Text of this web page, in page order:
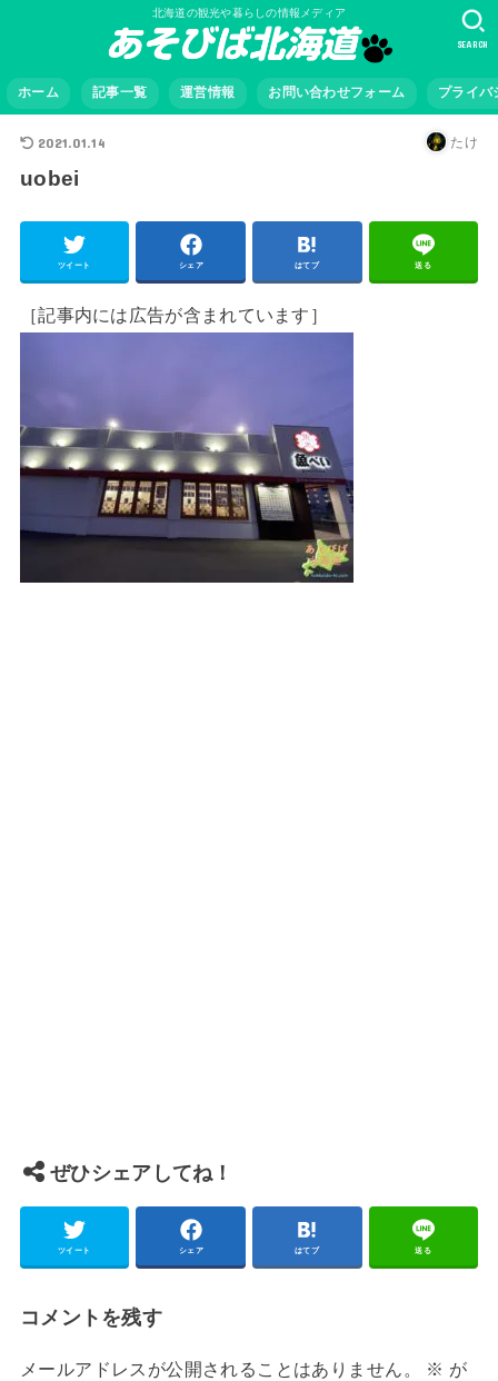
北海道の観光や暮らしの情報メディア
ホーム 記事一覧 運営情報 お問い合わせフォーム プライバ
SEARCH
2021.01.14 たけ
uobei
ツイート シェア はてブ 送る
［記事内には広告が含まれています］
ぜひシェアしてね！
ツイート シェア はてブ 送る
コメントを残す
メールアドレスが公開されることはありません。 ※ が